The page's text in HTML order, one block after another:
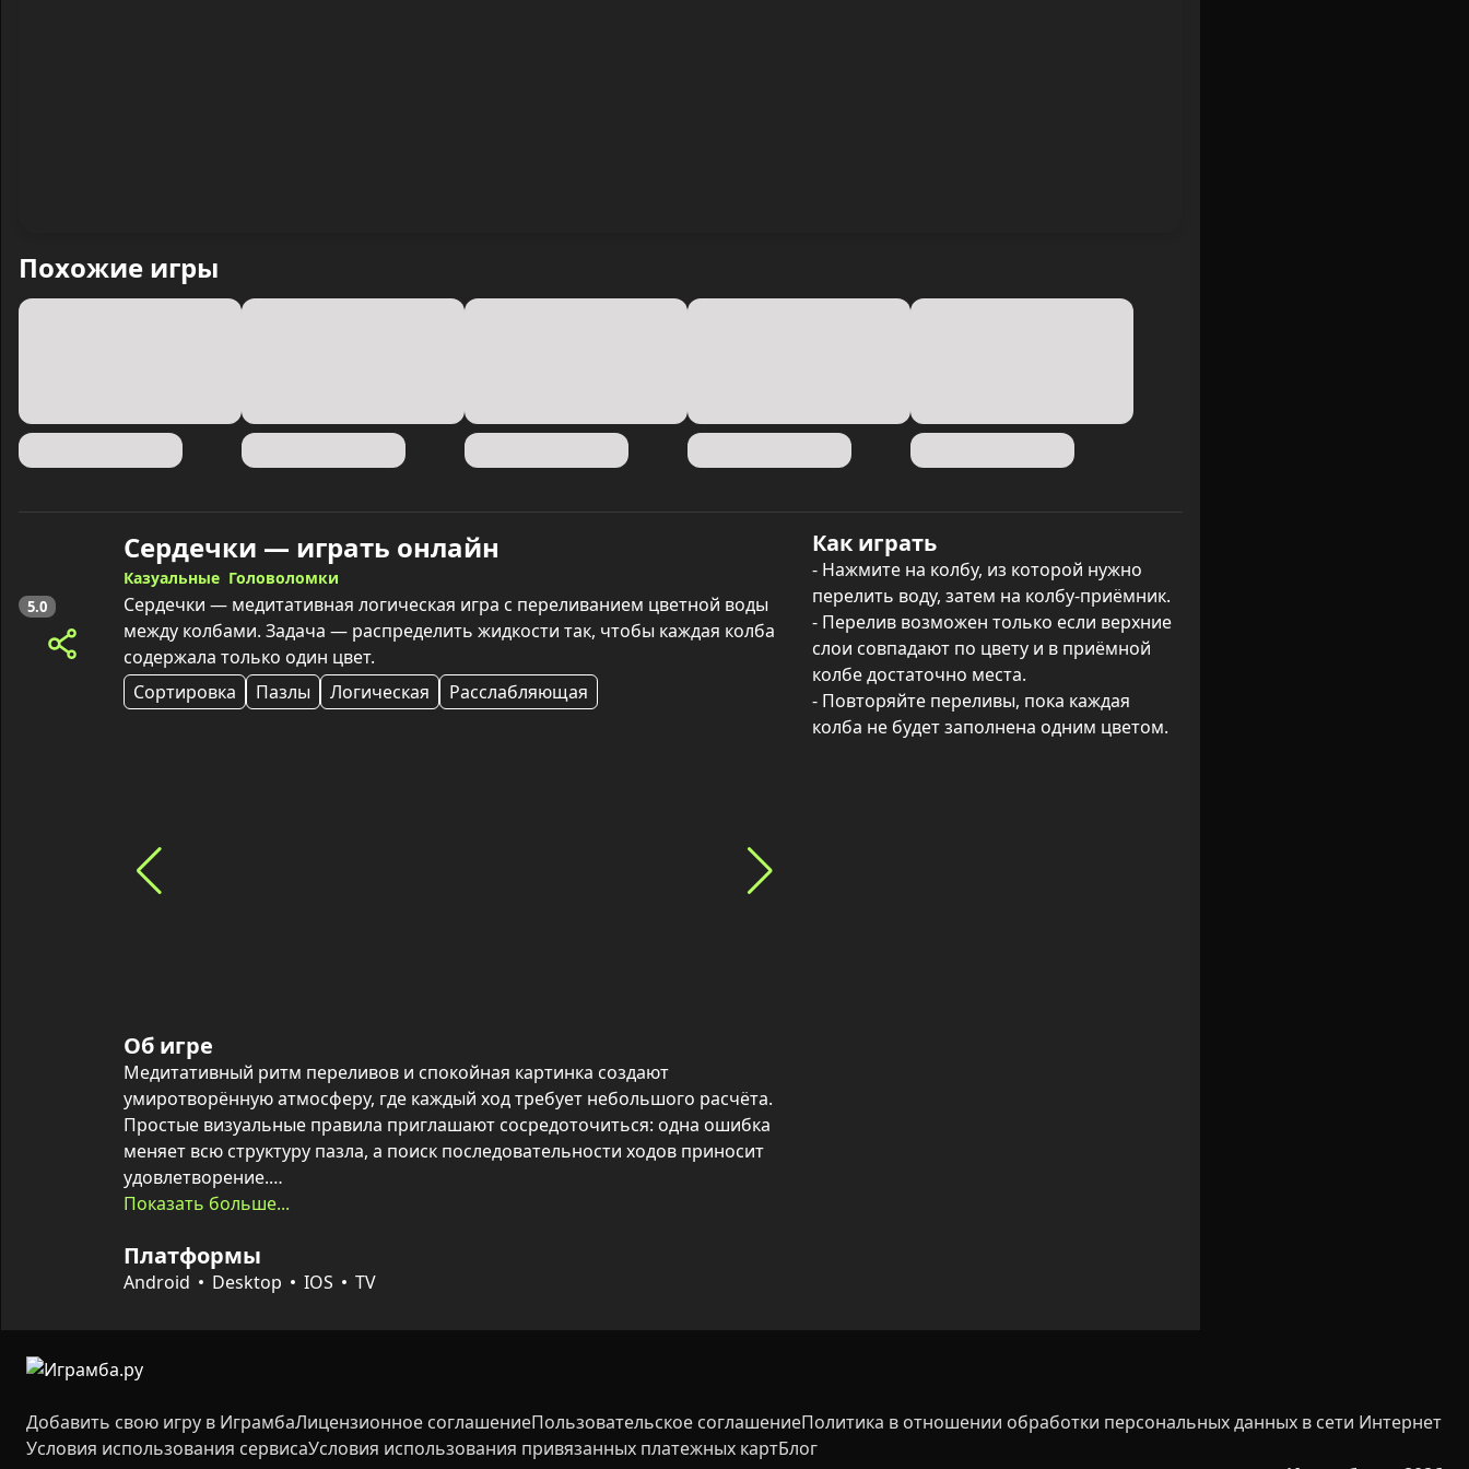
Похожие игры
5.0
Сердечки — играть онлайн
Казуальные Головоломки
Сердечки — медитативная логическая игра с переливанием цветной воды
между колбами. Задача — распределить жидкости так, чтобы каждая колба
содержала только один цвет.
Сортировка
Пазлы Логическая Расслабляющая
Как играть
- Нажмите на колбу, из которой нужно
перелить воду, затем на колбу-приёмник.
- Перелив возможен только если верхние
слои совпадают по цвету и в приёмной
колбе достаточно места.
- Повторяйте переливы, пока каждая
колба не будет заполнена одним цветом.
Об игре
Медитативный ритм переливов и спокойная картинка создают
умиротворённую атмосферу, где каждый ход требует небольшого расчёта.
Простые визуальные правила приглашают сосредоточиться: одна ошибка
меняет всю структуру пазла, а поиск последовательности ходов приносит
удовлетворение.
только если верхний слой цвета совпадает и в приёмной колбе достаточно
места. На фоне расслабляющей механики раскрывается логическая
Показать больше...
Платформы
Android Desktop IOS TV
Добавить свою игру в ИграмбаЛицензионное соглашениеПользовательское соглашениеПолитика в отношении обработки персональных данных в сети Интернет
Условия использования сервисаУсловия использования привязанных платежных картБлог